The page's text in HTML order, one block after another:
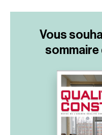
Vous
sommaire